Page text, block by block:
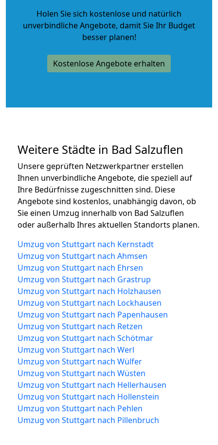
Holen Sie sich kostenlose und natürlich
unverbindliche Angebote, damit Sie Ihr Budget
besser planen!
Kostenlose Angebote erhalten
Weitere Städte in Bad Salzuflen
Unsere geprüften Netzwerkpartner erstellen
Ihnen unverbindliche Angebote, die speziell auf
Ihre Bedürfnisse zugeschnitten sind. Diese
Angebote sind kostenlos, unabhängig davon, ob
Sie einen Umzug innerhalb von Bad Salzuflen
oder außerhalb Ihres aktuellen Standorts planen.
Umzug von Stuttgart nach Kernstadt
Umzug von Stuttgart nach Ahmsen
Umzug von Stuttgart nach Ehrsen
Umzug von Stuttgart nach Grastrup
Umzug von Stuttgart nach Holzhausen
Umzug von Stuttgart nach Lockhausen
Umzug von Stuttgart nach Papenhausen
Umzug von Stuttgart nach Retzen
Umzug von Stuttgart nach Schötmar
Umzug von Stuttgart nach Werl
Umzug von Stuttgart nach Wülfer
Umzug von Stuttgart nach Wüsten
Umzug von Stuttgart nach Hellerhausen
Umzug von Stuttgart nach Hollenstein
Umzug von Stuttgart nach Pehlen
Umzug von Stuttgart nach Pillenbruch